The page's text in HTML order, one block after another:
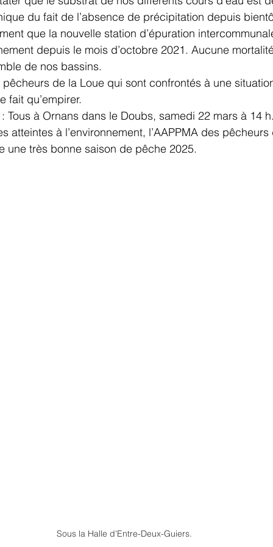
du fait de l’absence de précipitation depuis
que la nouvelle station d’épuration
depuis le mois d’octobre 2021. Aucune
de nos bassins.
de la Loue qui sont confrontés à une
fait qu’empirer.
: Tous à Ornans dans le Doubs, samedi 22 mars à 14
atteintes à l’environnement, l’AAPPMA des
une très bonne saison de pêche 2025.
Sous la Halle d'Entre-Deux-Guiers.